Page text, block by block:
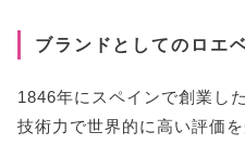
ュー動画も✓
ブランドとしてのロエ
1846年にスペインで創業し
技術力で世界的に高い評価